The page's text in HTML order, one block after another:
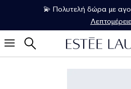
💫 Πολυτελή δώρα με